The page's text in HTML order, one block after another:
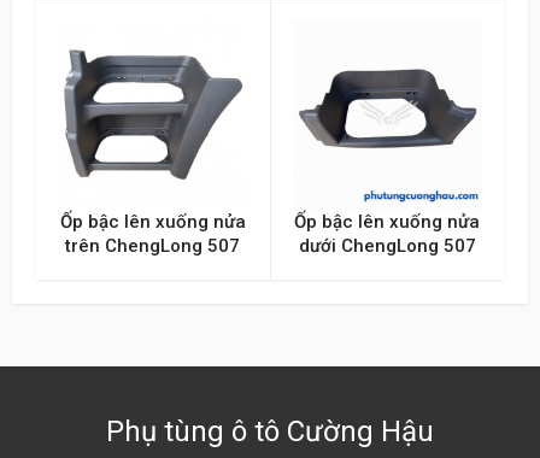
Ốp bậc lên xuống nửa
trên ChengLong 507
Ốp bậc lên xuống nửa
dưới ChengLong 507
Phụ tùng ô tô Cường Hậu